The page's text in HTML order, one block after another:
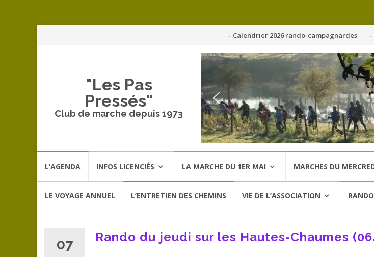
Aller
au
contenu
– Calendrier 2026 rando-campagnardes
"Les Pas
Pressés"
Club de marche depuis 1973
contenu
L’AGENDA INFOS LICENCIÉS LA MARCHE DU 1ER MAI MARCHES DU
LE VOYAGE ANNUEL L’ENTRETIEN DES CHEMINS VIE DE L’ASSOCIATION
07 Rando du jeudi sur les Hautes-Chaumes